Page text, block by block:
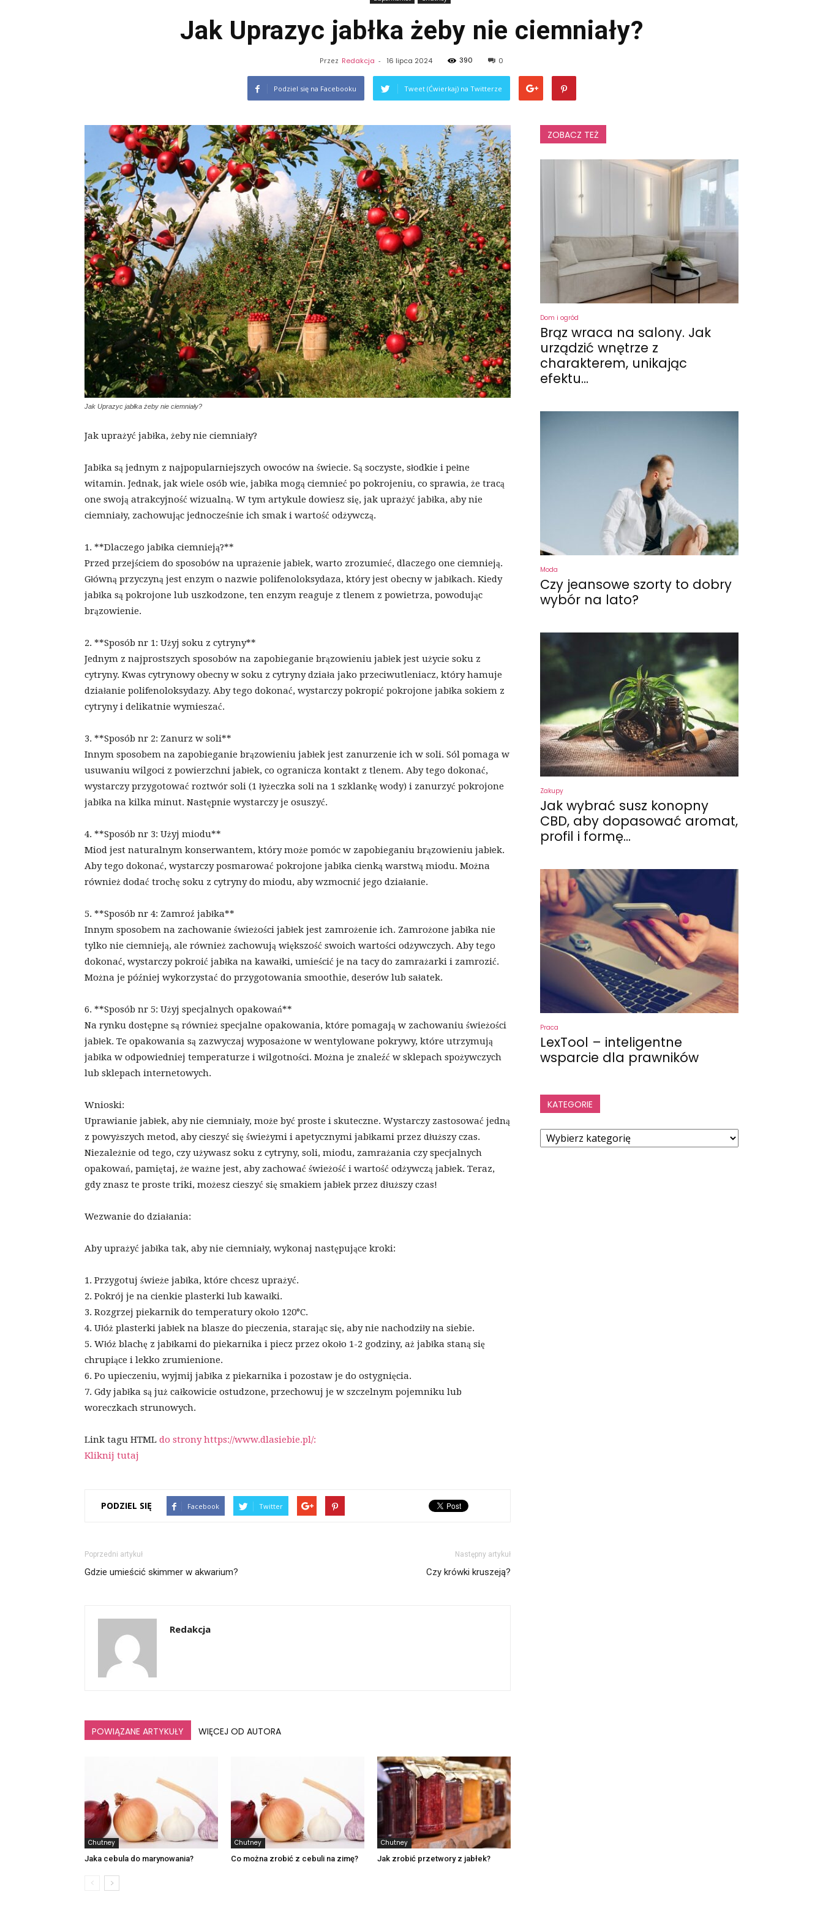
Jak Uprazyc jabłka żeby nie ciemniały?
Przez Redakcja - 16 lipca 2024 390 0
Podziel się na Facebooku Tweet (Ćwierkaj) na Twitterze
Jak Uprazyc jabłka żeby nie ciemniały?
Jak uprażyć jabłka, żeby nie ciemniały?
Jabłka są jednym z najpopularniejszych owoców na świecie. Są soczyste, słodkie i pełne
witamin. Jednak, jak wiele osób wie, jabłka mogą ciemnieć po pokrojeniu, co sprawia, że tracą
one swoją atrakcyjność wizualną. W tym artykule dowiesz się, jak uprażyć jabłka, aby nie
ciemniały, zachowując jednocześnie ich smak i wartość odżywczą.
1. **Dlaczego jabłka ciemnieją?**
Przed przejściem do sposobów na uprażenie jabłek, warto zrozumieć, dlaczego one ciemnieją.
Główną przyczyną jest enzym o nazwie polifenoloksydaza, który jest obecny w jabłkach. Kiedy
jabłka są pokrojone lub uszkodzone, ten enzym reaguje z tlenem z powietrza, powodując
brązowienie.
2. **Sposób nr 1: Użyj soku z cytryny**
Jednym z najprostszych sposobów na zapobieganie brązowieniu jabłek jest użycie soku z
cytryny. Kwas cytrynowy obecny w soku z cytryny działa jako przeciwutleniacz, który hamuje
działanie polifenoloksydazy. Aby tego dokonać, wystarczy pokropić pokrojone jabłka sokiem z
cytryny i delikatnie wymieszać.
3. **Sposób nr 2: Zanurz w soli**
Innym sposobem na zapobieganie brązowieniu jabłek jest zanurzenie ich w soli. Sól pomaga w
usuwaniu wilgoci z powierzchni jabłek, co ogranicza kontakt z tlenem. Aby tego dokonać,
wystarczy przygotować roztwór soli (1 łyżeczka soli na 1 szklankę wody) i zanurzyć pokrojone
jabłka na kilka minut. Następnie wystarczy je osuszyć.
4. **Sposób nr 3: Użyj miodu**
Miod jest naturalnym konserwantem, który może pomóc w zapobieganiu brązowieniu jabłek.
Aby tego dokonać, wystarczy posmarować pokrojone jabłka cienką warstwą miodu. Można
również dodać trochę soku z cytryny do miodu, aby wzmocnić jego działanie.
5. **Sposób nr 4: Zamroź jabłka**
Innym sposobem na zachowanie świeżości jabłek jest zamrożenie ich. Zamrożone jabłka nie
tylko nie ciemnieją, ale również zachowują większość swoich wartości odżywczych. Aby tego
dokonać, wystarczy pokroić jabłka na kawałki, umieścić je na tacy do zamrażarki i zamrozić.
Można je później wykorzystać do przygotowania smoothie, deserów lub sałatek.
6. **Sposób nr 5: Użyj specjalnych opakowań**
Na rynku dostępne są również specjalne opakowania, które pomagają w zachowaniu świeżości
jabłek. Te opakowania są zazwyczaj wyposażone w wentylowane pokrywy, które utrzymują
jabłka w odpowiedniej temperaturze i wilgotności. Można je znaleźć w sklepach spożywczych
lub sklepach internetowych.
Wnioski:
Uprawianie jabłek, aby nie ciemniały, może być proste i skuteczne. Wystarczy zastosować jedną
z powyższych metod, aby cieszyć się świeżymi i apetycznymi jabłkami przez dłuższy czas.
Niezależnie od tego, czy używasz soku z cytryny, soli, miodu, zamrażania czy specjalnych
opakowań, pamiętaj, że ważne jest, aby zachować świeżość i wartość odżywczą jabłek. Teraz,
gdy znasz te proste triki, możesz cieszyć się smakiem jabłek przez dłuższy czas!
Wezwanie do działania:
Aby uprażyć jabłka tak, aby nie ciemniały, wykonaj następujące kroki:
1. Przygotuj świeże jabłka, które chcesz uprażyć.
2. Pokrój je na cienkie plasterki lub kawałki.
3. Rozgrzej piekarnik do temperatury około 120°C.
4. Ułóż plasterki jabłek na blasze do pieczenia, starając się, aby nie nachodziły na siebie.
5. Włóż blachę z jabłkami do piekarnika i piecz przez około 1-2 godziny, aż jabłka staną się
chrupiące i lekko zrumienione.
6. Po upieczeniu, wyjmij jabłka z piekarnika i pozostaw je do ostygnięcia.
7. Gdy jabłka są już całkowicie ostudzone, przechowuj je w szczelnym pojemniku lub
woreczkach strunowych.
Link tagu HTML do strony https://www.dlasiebie.pl/:
Kliknij tutaj
PODZIEL SIĘ Facebook Twitter
Poprzedni artykuł
Gdzie umieścić skimmer w akwarium?
Następny artykuł
Czy krówki kruszeją?
Redakcja
POWIĄZANE ARTYKUŁY WIĘCEJ OD AUTORA
Chutney
Jaka cebula do marynowania?
Chutney
Co można zrobić z cebuli na zimę?
Chutney
Jak zrobić przetwory z jabłek?
ZOBACZ TEŻ
Dom i ogród
Brąz wraca na salony. Jak
urządzić wnętrze z
charakterem, unikając
efektu...
Moda
Czy jeansowe szorty to dobry
wybór na lato?
Zakupy
Jak wybrać susz konopny
CBD, aby dopasować aromat,
profil i formę...
Praca
LexTool – inteligentne
wsparcie dla prawników
KATEGORIE
Kategorie